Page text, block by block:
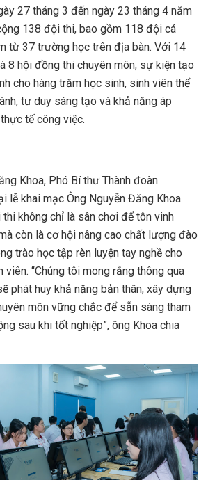
27 tháng 3 đến ngày 23 tháng 4 năm
138 đội thi, bao gồm 118 đội cá
từ 37 trường học trên địa bàn. Với 14
8 hội đồng thi chuyên môn, sự kiện tạo
cho hàng trăm học sinh, sinh viên thể
tư duy sáng tạo và khả năng áp
tế công việc.
Khoa, Phó Bí thư Thành đoàn
lễ khai mạc Ông Nguyễn Đăng Khoa
thi không chỉ là sân chơi để tôn vinh
còn là cơ hội nâng cao chất lượng đào
trào học tập rèn luyện tay nghề cho
viên. “Chúng tôi mong rằng thông qua
phát huy khả năng bản thân, xây dựng
môn vững chắc để sẵn sàng tham
sau khi tốt nghiệp”, ông Khoa chia